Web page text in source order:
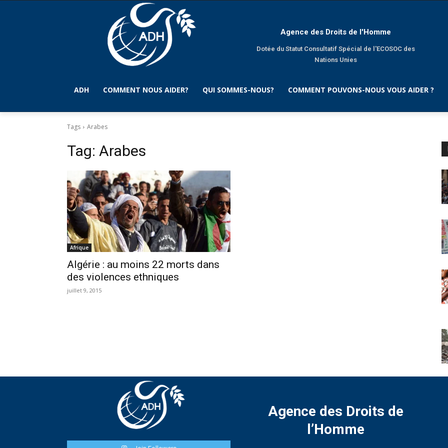
Agence des Droits de l'Homme
Dotée du Statut Consultatif Spécial de l'ECOSOC des
Nations Unies
ADH COMMENT NOUS AIDER? QUI SOMMES-NOUS? COMMENT POUVONS-NOUS VOUS AIDER ?
Tags Arabes
Tag:Arabes
Afrique
Algérie : au moins 22 morts dans
des violences ethniques
juillet 9, 2015
Agence des Droits de
l’Homme